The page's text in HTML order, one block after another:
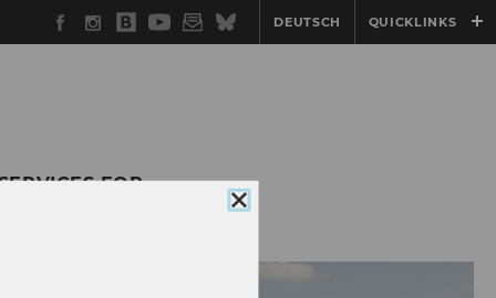
Facebook
Instagram
WU
Blog
YouTube
Newsletter
BlueskyDEUTSCH QUICKLINKS
FOR
Close